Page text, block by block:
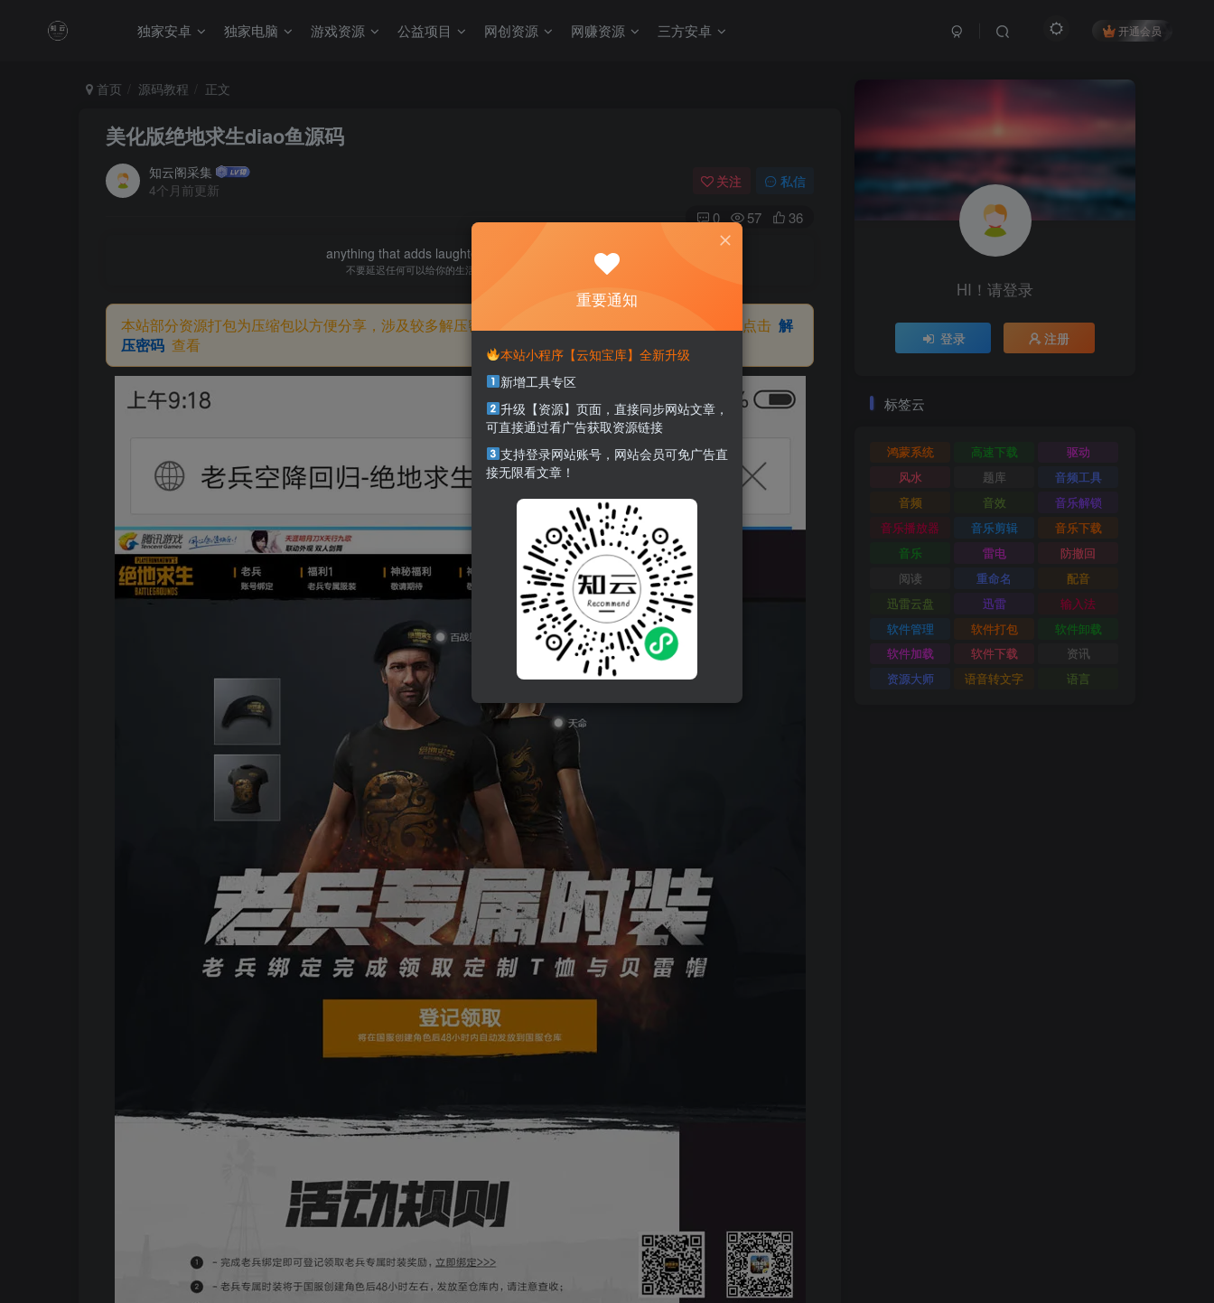
独家安卓 独家电脑 游戏资源 公益项目 网创资源 网赚资源 三方安卓 开通会员
首页 源码教程 正文
美化版绝地求生diao鱼源码
知云阁采集
4个月前更新
关注 私信
0 57 36
anything that adds laughter and joy to your life.
不要延迟任何可以给你的生活带来欢笑与快乐的事情
本站部分资源打包为压缩包以方便分享，涉及较多解压密码，如果你下载的资源需要解压密码，请点击 解
压密码 查看
HI！请登录
登录 注册
标签云
鸿蒙系统 高速下载
驱动
风水
题库
音频工具
音频
音效
音乐解锁
音乐播放器
音乐剪辑
音乐下载
音乐
雷电
防撤回
阅读
重命名
配音
迅雷云盘
迅雷
输入法
软件管理
软件打包
软件卸载
软件加载
软件下载
资讯
资源大师
语音转文字 语言
重要通知
本站小程序【云知宝库】全新升级
新增工具专区
升级【资源】页面，直接同步网站文章，
可直接通过看广告获取资源链接
支持登录网站账号，网站会员可免广告直
接无限看文章！